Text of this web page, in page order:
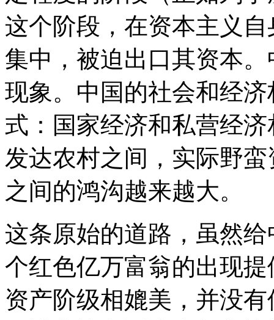
这个阶段，在资本主义
集中，被迫出口其资本
现象。中国的社会和经
式：国家经济和私营经
发达农村之间，实际野
之间的鸿沟越来越大。
这条原始的道路，虽然
个红色亿万富翁的出现
资产阶级相媲美，并没